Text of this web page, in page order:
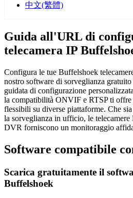
中文(繁體)
Guida all'URL di
telecamera IP
Configura le tue Buffelshoek
nostro software di sorveglianza
guidata di configurazione
la compatibilità ONVIF e RTSP ti offre
flessibili su diverse piattaforme. Che
la sorveglianza in ufficio, le
DVR forniscono un monitoraggio
Software compatibile
Scarica gratuitamente il
Buffelshoek